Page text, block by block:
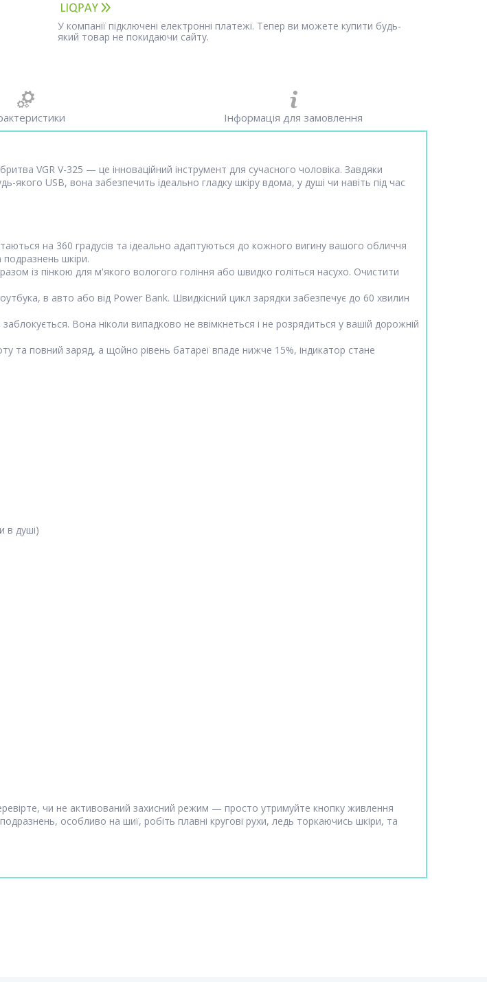
У компанії підключені електронні платежі. Тепер ви можете купити будь-
який товар не покидаючи сайту.
Інформація для замовлення
VGR V-325 — це інноваційний інструмент для сучасного чоловіка. Завдяки
USB, вона забезпечить ідеально гладку шкіру вдома, у душі чи навіть під час
на 360 градусів та ідеально адаптуються до кожного вигину вашого обличчя
шкіри.
із пінкою для м'якого вологого гоління або швидко голіться насухо. Очистити
в авто або від Power Bank. Швидкісний цикл зарядки забезпечує до 60 хвилин
Вона ніколи випадково не ввімкнеться і не розрядиться у вашій дорожній
та повний заряд, а щойно рівень батареї впаде нижче 15%, індикатор стане
в душі)
чи не активований захисний режим — просто утримуйте кнопку живлення
особливо на шиї, робіть плавні кругові рухи, ледь торкаючись шкіри, та